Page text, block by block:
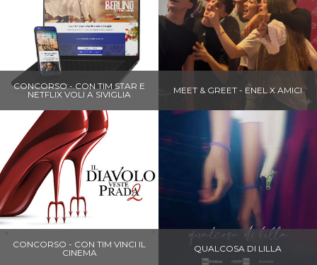
CONCORSO - CON TIM STAR E
NETFLIX VOLI A SIVIGLIA
MEET & GREET - ENEL X AMICI
CONCORSO - CON TIM VINCI IL
CINEMA
QUALCOSA DI LILLA